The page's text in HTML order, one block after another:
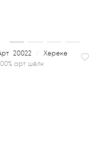
20022
Хереке
100% арт шёлк